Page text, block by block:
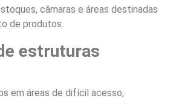
câmaras e áreas destinadas
de produtos.
estruturas
em áreas de difícil acesso,